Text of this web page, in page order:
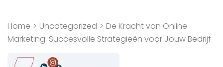
Home > Uncategorized > De Kracht van Online
Marketing: Succesvolle Strategieën voor Jouw Bedrijf